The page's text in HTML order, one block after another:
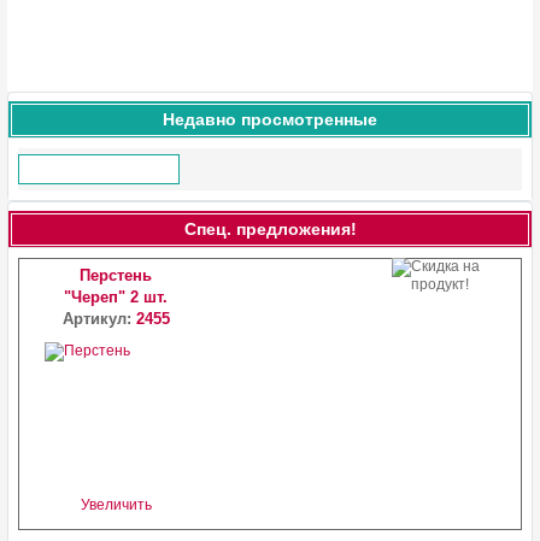
Недавно просмотренные
Спец. предложения!
Перстень
"Череп" 2 шт.
Артикул: 2455
Увеличить